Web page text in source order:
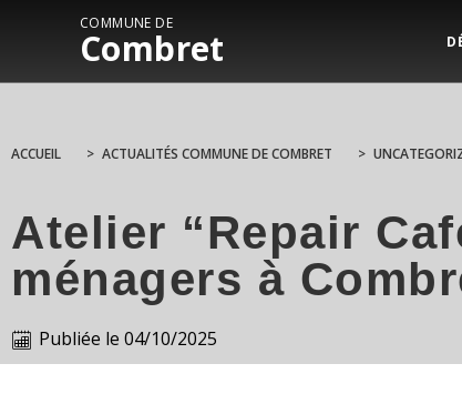
COMMUNE DE
Combret
ACCUEIL > ACTUALITÉS COMMUNE DE COMBRET >
Atelier “Repair
ménagers à
Publiée le 04/10/2025